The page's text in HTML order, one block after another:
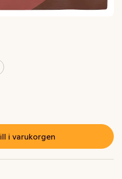
i varukorgen